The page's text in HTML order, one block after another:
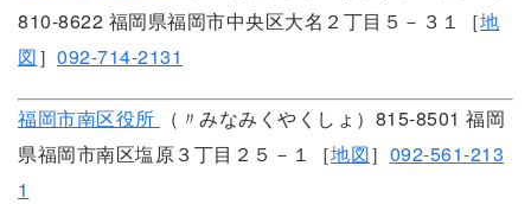
810-8622 福岡県福岡市中央区大名２丁目５－３１［地
図］ 092-714-2131
福岡市南区役所
（〃みなみくやくしょ）815-8501 福岡
県福岡市南区塩原３丁目２５－１［地図］ 092-561-213
1